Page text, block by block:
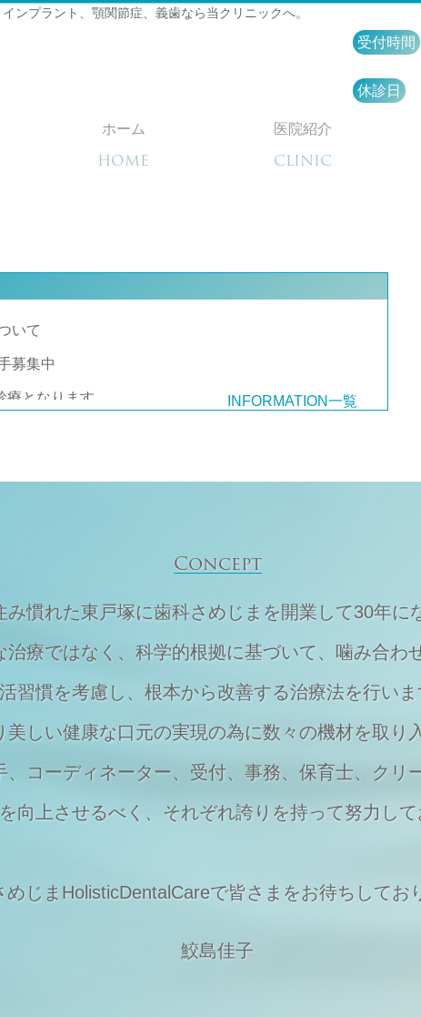
プラント、顎関節症、義歯なら当クリニックへ。
受付時間
休診日
ホーム
HOME
医院紹介
CLINIC
いて
募集中
となります。 INFORMATION一覧
Concept
み慣れた東戸塚に歯科さめじまを開業して30年に
療ではなく、 科学的根拠に基づいて、 噛み合わ
習慣を考慮し、 根本から改善する治療法を行い
美しい健康な口元の実現の為に数々の機材を取り
コーディネーター、受付、事務、保育士、 クリ
向上させるべく、それぞれ誇りを持って努力し
めじまHolisticDentalCareで皆さまをお待ちしてお
鮫島佳子